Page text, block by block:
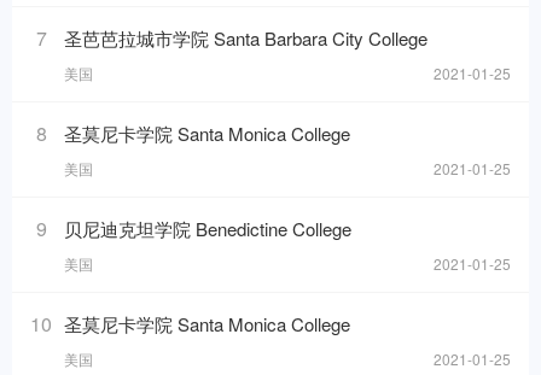
7 圣芭芭拉城市学院 Santa Barbara City College
美国 2021-01-25
8 圣莫尼卡学院 Santa Monica College
美国 2021-01-25
9 贝尼迪克坦学院 Benedictine College
美国 2021-01-25
10 圣莫尼卡学院 Santa Monica College
美国 2021-01-25